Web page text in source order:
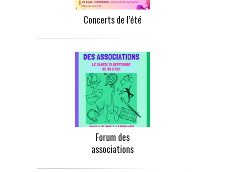
Concerts de l’été
Forum des
associations